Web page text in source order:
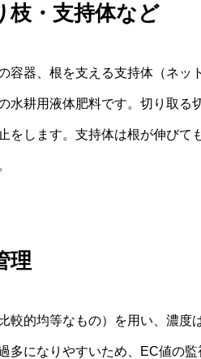
枝・支持体など
容器、根を支える支持体（ネッ
水耕用液体肥料です。切り取る
をします。支持体は根が伸びて
理
較的均等なもの）を用い、濃度
多になりやすいため、EC値の